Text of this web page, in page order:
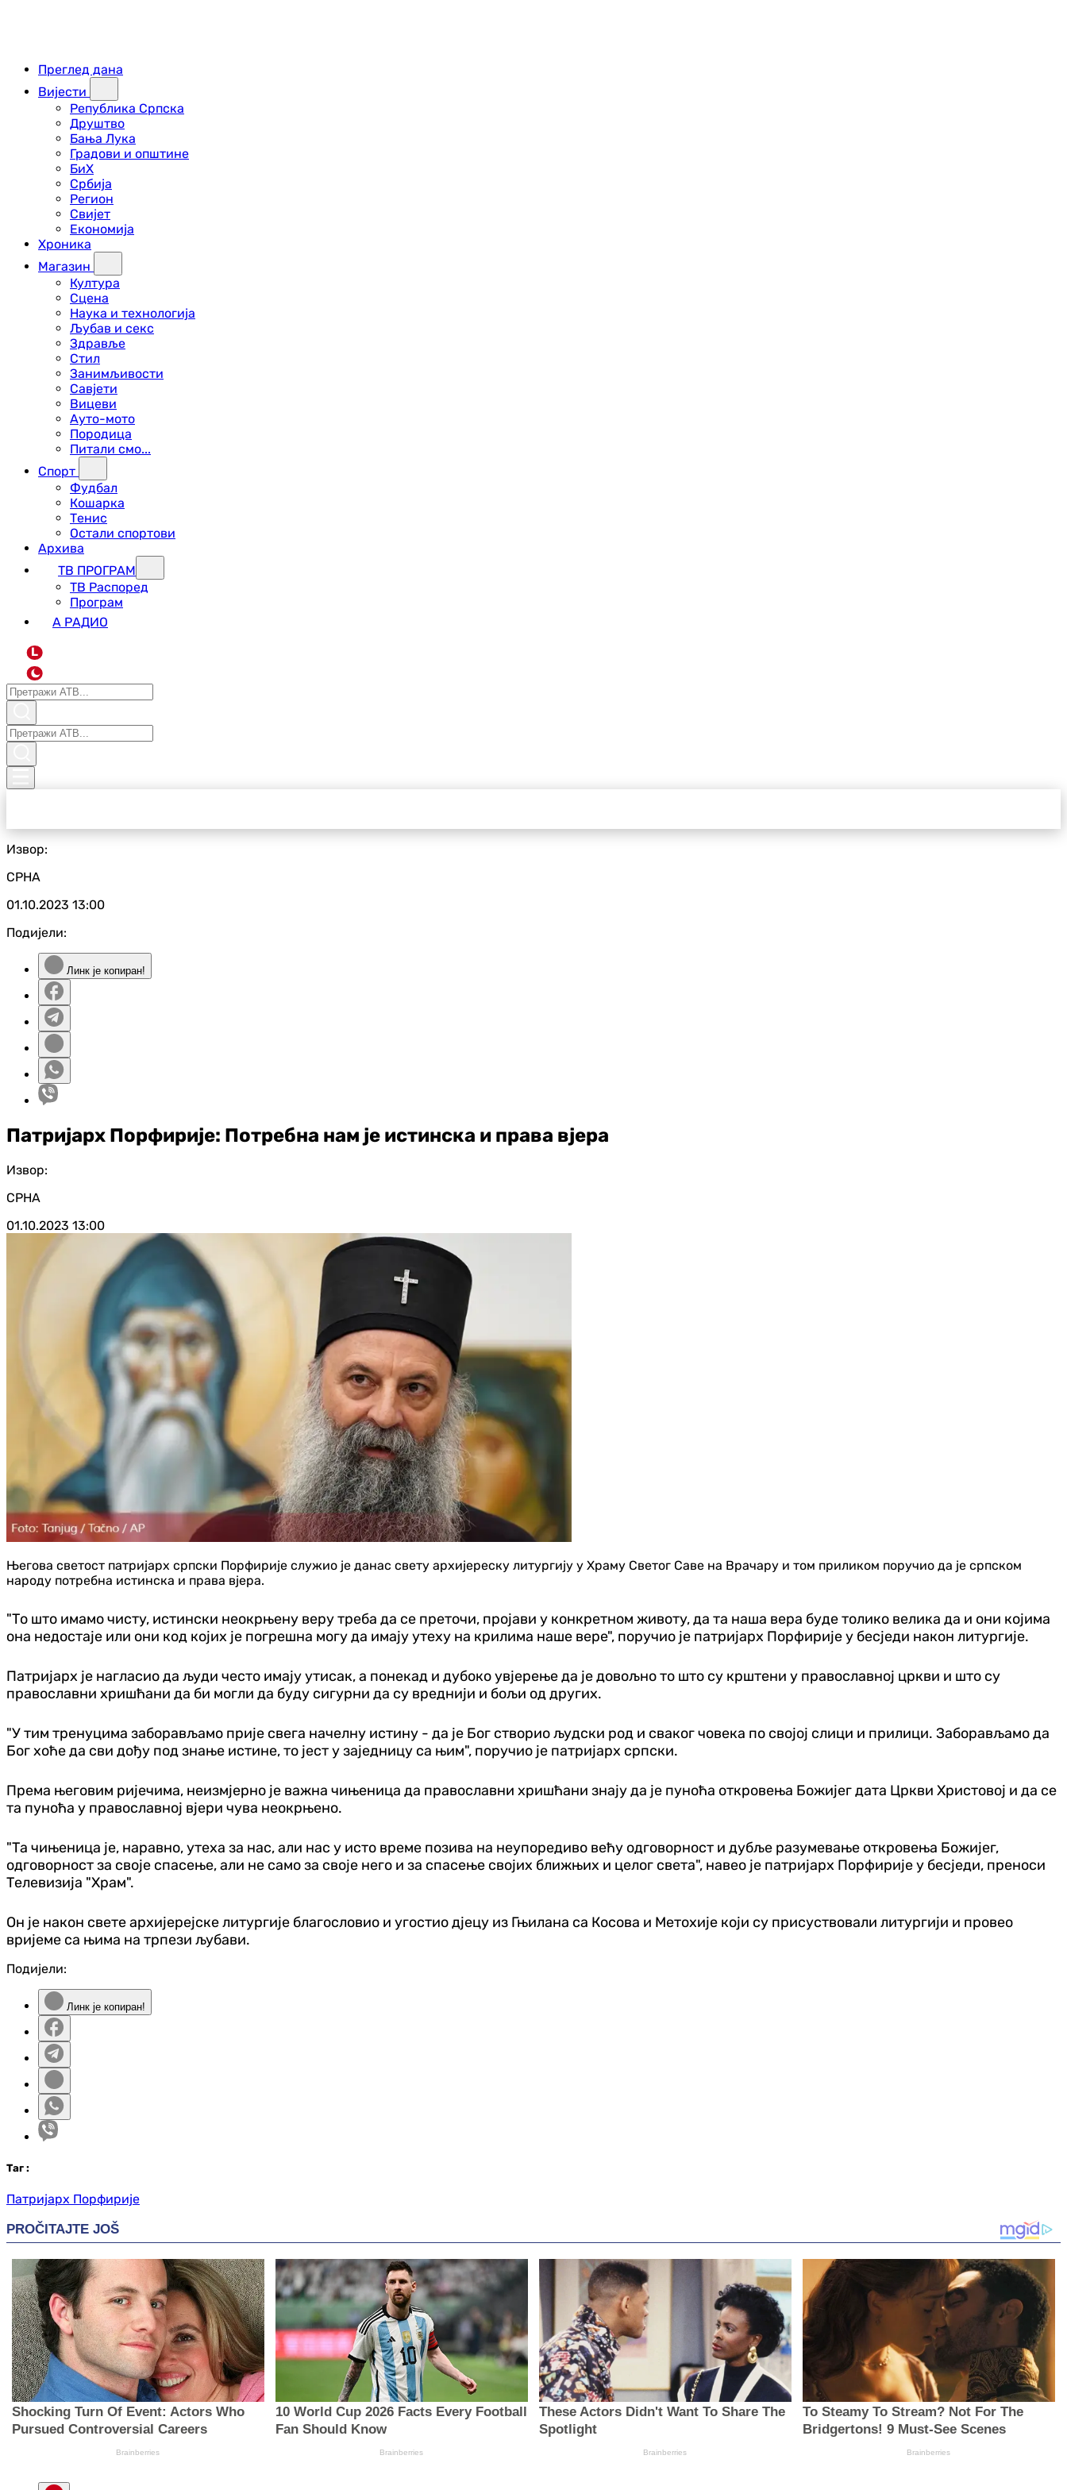
Преглед дана
Вијести
Република Српска
Друштво
Бања Лука
Градови и општине
БиХ
Србија
Регион
Свијет
Економија
Хроника
Магазин
Култура
Сцена
Наука и технологија
Љубав и секс
Здравље
Стил
Занимљивости
Савјети
Вицеви
Ауто-мото
Породица
Питали смо...
Спорт
Фудбал
Кошарка
Тенис
Остали спортови
Архива
ТВ ПРОГРАМ
ТВ Распоред
Програм
А РАДИО
L
Извор:
СРНА
01.10.2023 13:00
Подијели:
Линк је копиран!
Патријарх Порфирије: Потребна нам је истинска и права вјера
Извор:
СРНА
01.10.2023 13:00
Његова светост патријарх српски Порфирије служио је данас свету архијереску литургију у Храму Светог Саве на Врачару и том приликом поручио да је српском
народу потребна истинска и права вјера.
"То што имамо чисту, истински неокрњену веру треба да се преточи, пројави у конкретном животу, да та наша вера буде толико велика да и они којима
она недостаје или они код којих је погрешна могу да имају утеху на крилима наше вере", поручио је патријарх Порфирије у бесједи након литургије.
Патријарх је нагласио да људи често имају утисак, а понекад и дубоко увјерење да је довољно то што су крштени у православној цркви и што су
православни хришћани да би могли да буду сигурни да су вреднији и бољи од других.
"У тим тренуцима заборављамо прије свега начелну истину - да је Бог створио људски род и сваког човека по својој слици и прилици. Заборављамо да
Бог хоће да сви дођу под знање истине, то јест у заједницу са њим", поручио је патријарх српски.
Према његовим ријечима, неизмјерно је важна чињеница да православни хришћани знају да је пуноћа откровења Божијег дата Цркви Христовој и да се
та пуноћа у православној вјери чува неокрњено.
"Та чињеница је, наравно, утеха за нас, али нас у исто време позива на неупоредиво већу одговорност и дубље разумевање откровења Божијег,
одговорност за своје спасење, али не само за своје него и за спасење својих ближњих и целог света", навео је патријарх Порфирије у бесједи, преноси
Телевизија "Храм".
Он је након свете архијерејске литургије благословио и угостио д‌јецу из Гњилана са Косова и Метохије који су присуствовали литургији и провео
вријеме са њима на трпези љубави.
Подијели:
Линк је копиран!
Таг :
Патријарх Порфирије